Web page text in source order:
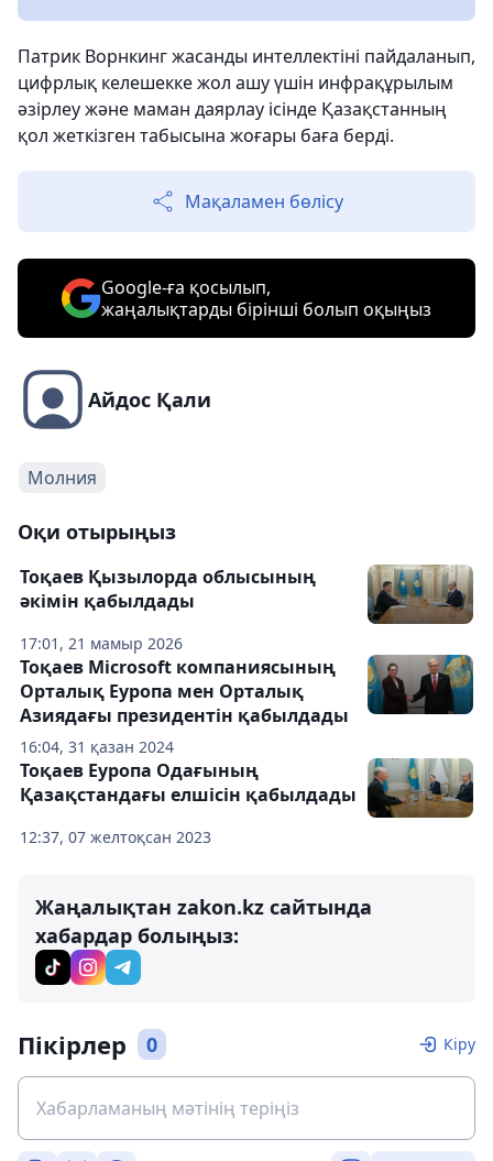
Патрик Ворнкинг жасанды интеллектіні пайдаланып,
цифрлық келешекке жол ашу үшін инфрақұрылым
әзірлеу және маман даярлау ісінде Қазақстанның
қол жеткізген табысына жоғары баға берді.
Мақаламен бөлісу
Google-ға қосылып,
жаңалықтарды бірінші болып оқыңыз
Айдос Қали
Молния
Оқи отырыңыз
17:01, 21 мамыр 2026
Тоқаев Қызылорда облысының
әкімін қабылдады
16:04, 31 қазан 2024
Тоқаев Microsoft компаниясының
Орталық Еуропа мен Орталық
Азиядағы президентін қабылдады
12:37, 07 желтоқсан 2023
Тоқаев Еуропа Одағының
Қазақстандағы елшісін қабылдады
Жаңалықтан zakon.kz сайтында
хабардар болыңыз:
Пікірлер 0 Кіру